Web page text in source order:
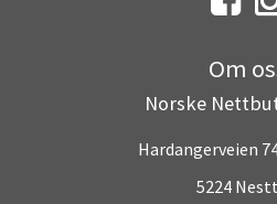
Om
Norske
Hardangerveien
5224